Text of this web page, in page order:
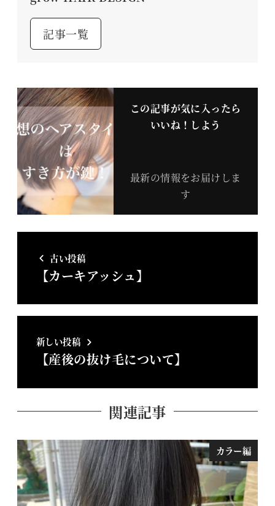
記事一覧
この記事が気に入ったら
いいね！しよう
最新の情報をお届けしま
す
古い投稿
【カーキアッシュ】
新しい投稿
【産後の抜け毛について】
関連記事
カラー編